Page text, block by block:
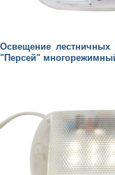
Освещение
"Персей"